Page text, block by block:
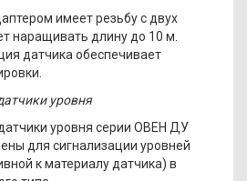
имеет резьбу с двух
наращивать длину до 10 м.
датчика обеспечивает
уровня
уровня серии ОВЕН ДУ
для сигнализации уровней
к материалу датчика) в